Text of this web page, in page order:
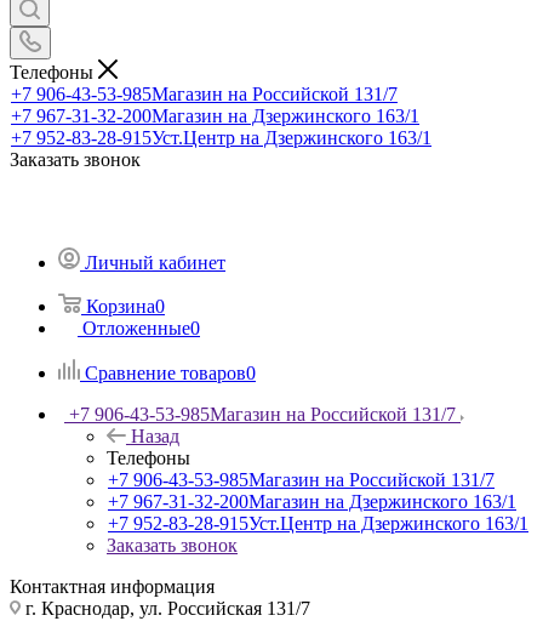
Телефоны
+7 906-43-53-985Магазин на Российской 131/7
+7 967-31-32-200Магазин на Дзержинского 163/1
+7 952-83-28-915Уст.Центр на Дзержинского 163/1
Заказать звонок
Личный кабинет
Корзина0
Отложенные0
Сравнение товаров0
+7 906-43-53-985Магазин на Российской 131/7
Назад
Телефоны
+7 906-43-53-985Магазин на Российской 131/7
+7 967-31-32-200Магазин на Дзержинского 163/1
+7 952-83-28-915Уст.Центр на Дзержинского 163/1
Заказать звонок
Контактная информация
г. Краснодар, ул. Российская 131/7